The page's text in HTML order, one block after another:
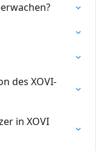
des XOVI-
in XOVI